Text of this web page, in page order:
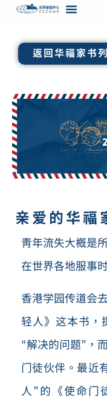
返回华福家书
亲爱的华福
青年流失大概是
在世界各地服事
香港学园传道会
轻人》这本书，
“解决的问题”，
门徒伙伴。最近
人”的《使命门